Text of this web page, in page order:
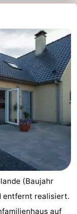
(Baujahr
entfernt realisiert.
auf